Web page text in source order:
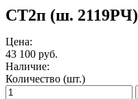
СТ2п (ш. 2119РЧ)
Цена:
43 100 руб.
Наличие:
Количество (шт.)